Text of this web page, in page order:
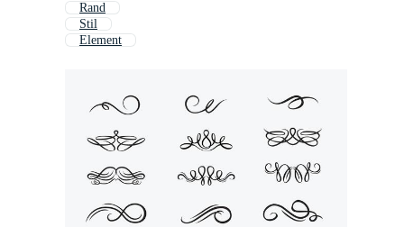
Rand
Stil
Element